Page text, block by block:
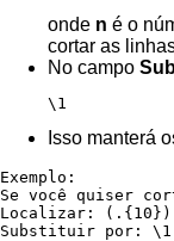
onde n é o
cortar as
No campo
\1
Isso manterá
Exemplo:
Se você quiser
Localizar:
Substituir por: \1